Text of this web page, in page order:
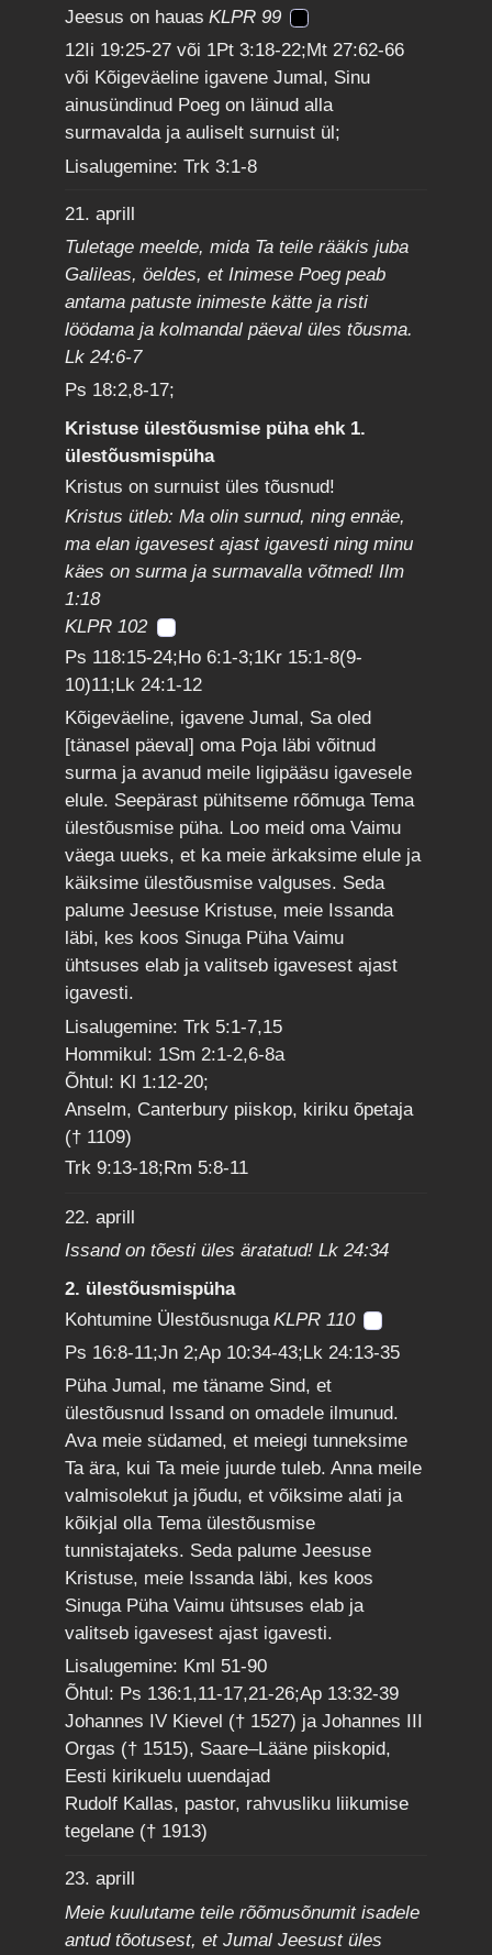
Jeesus on hauas KLPR 99
12Ii 19:25-27 või 1Pt 3:18-22;Mt 27:62-66
või Kõigeväeline igavene Jumal, Sinu
ainusündinud Poeg on läinud alla
surmavalda ja auliselt surnuist ül;
Lisalugemine: Trk 3:1-8
21. aprill
Tuletage meelde, mida Ta teile rääkis juba
Galileas, öeldes, et Inimese Poeg peab
antama patuste inimeste kätte ja risti
löödama ja kolmandal päeval üles tõusma.
Lk 24:6-7
Ps 18:2,8-17;
Kristuse ülestõusmise püha ehk 1.
ülestõusmispüha
Kristus on surnuist üles tõusnud!
Kristus ütleb: Ma olin surnud, ning ennäe,
ma elan igavesest ajast igavesti ning minu
käes on surma ja surmavalla võtmed! Ilm
1:18
KLPR 102
Ps 118:15-24;Ho 6:1-3;1Kr 15:1-8(9-
10)11;Lk 24:1-12
Kõigeväeline, igavene Jumal, Sa oled
[tänasel päeval] oma Poja läbi võitnud
surma ja avanud meile ligipääsu igavesele
elule. Seepärast pühitseme rõõmuga Tema
ülestõusmise püha. Loo meid oma Vaimu
väega uueks, et ka meie ärkaksime elule ja
käiksime ülestõusmise valguses. Seda
palume Jeesuse Kristuse, meie Issanda
läbi, kes koos Sinuga Püha Vaimu
ühtsuses elab ja valitseb igavesest ajast
igavesti.
Lisalugemine: Trk 5:1-7,15
Hommikul: 1Sm 2:1-2,6-8a
Õhtul: Kl 1:12-20;
Anselm, Canterbury piiskop, kiriku õpetaja
(† 1109)
Trk 9:13-18;Rm 5:8-11
22. aprill
Issand on tõesti üles äratatud! Lk 24:34
2. ülestõusmispüha
Kohtumine ÜlestõusnugaKLPR 110
Ps 16:8-11;Jn 2;Ap 10:34-43;Lk 24:13-35
Püha Jumal, me täname Sind, et
ülestõusnud Issand on omadele ilmunud.
Ava meie südamed, et meiegi tunneksime
Ta ära, kui Ta meie juurde tuleb. Anna meile
valmisolekut ja jõudu, et võiksime alati ja
kõikjal olla Tema ülestõusmise
tunnistajateks. Seda palume Jeesuse
Kristuse, meie Issanda läbi, kes koos
Sinuga Püha Vaimu ühtsuses elab ja
valitseb igavesest ajast igavesti.
Lisalugemine: Kml 51-90
Õhtul: Ps 136:1,11-17,21-26;Ap 13:32-39
Johannes IV Kievel († 1527) ja Johannes III
Orgas († 1515), Saare–Lääne piiskopid,
Eesti kirikuelu uuendajad
Rudolf Kallas, pastor, rahvusliku liikumise
tegelane († 1913)
23. aprill
Meie kuulutame teile rõõmusõnumit isadele
antud tõotusest, et Jumal Jeesust üles